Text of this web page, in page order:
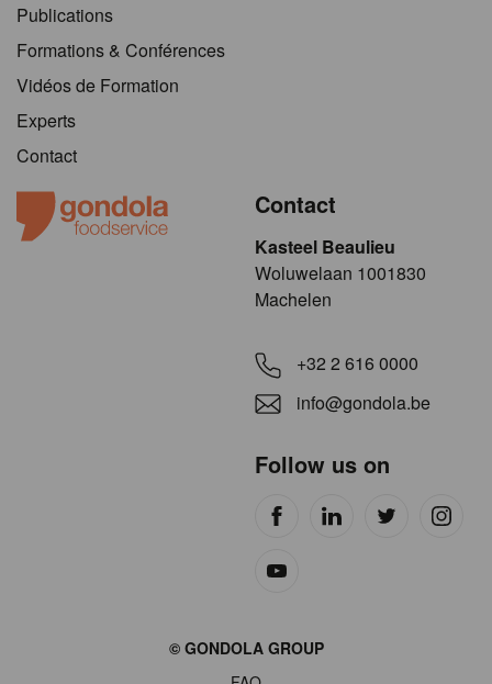
Publications
Formations & Conférences
Vidéos de Formation
Experts
Contact
Contact
Kasteel Beaulieu
​​​Woluwelaan 1001830
Machelen
+32 2 616 0000
info@gondola.be
Follow us on
© GONDOLA GROUP